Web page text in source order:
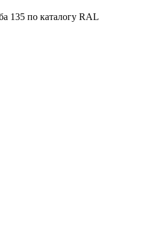
135 по каталогу RAL